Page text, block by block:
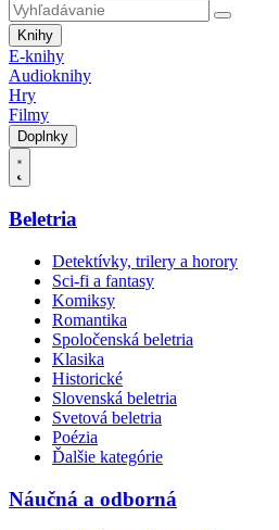
Knihy
E-knihy
Audioknihy
Hry
Filmy
Doplnky
Beletria
Detektívky, trilery a horory
Sci-fi a fantasy
Komiksy
Romantika
Spoločenská beletria
Klasika
Historické
Slovenská beletria
Svetová beletria
Poézia
Ďalšie kategórie
Náučná a odborná